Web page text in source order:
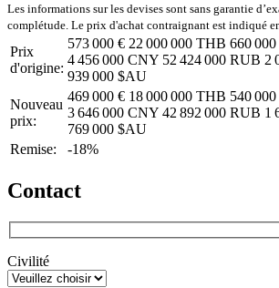
Les informations sur les devises sont sans garantie
complétude. Le prix d'achat contraignant est indiqué
Prix
d'origine:
573 000 € 22 000 000 THB 660
4 456 000 CNY 52 424 000 RUB 2
939 000 $AU
Nouveau
prix:
469 000 € 18 000 000 THB 540
3 646 000 CNY 42 892 000 RUB 1
769 000 $AU
Remise:
-18%
Contact
Civilité